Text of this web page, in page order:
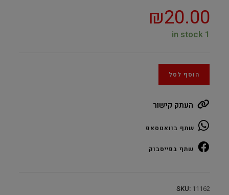
₪20.00
1 in stock
הוסף לסל
העתק קישור
שתף בוואטסאפ
שתף בפייסבוק
SKU: 11162